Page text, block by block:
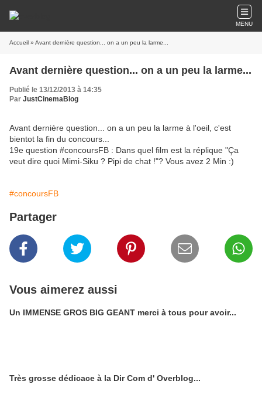
MENU
Accueil » Avant dernière question... on a un peu la larme...
Avant dernière question... on a un peu la larme...
Publié le 13/12/2013 à 14:35
Par JustCinemaBlog
Avant dernière question... on a un peu la larme à l'oeil, c'est
bientot la fin du concours...
19e question #concoursFB : Dans quel film est la réplique "Ça
veut dire quoi Mimi-Siku ? Pipi de chat !"? Vous avez 2 Min :)
#concoursFB
Partager
Vous aimerez aussi
Un IMMENSE GROS BIG GEANT merci à tous pour avoir...
Très grosse dédicace à la Dir Com d' Overblog...